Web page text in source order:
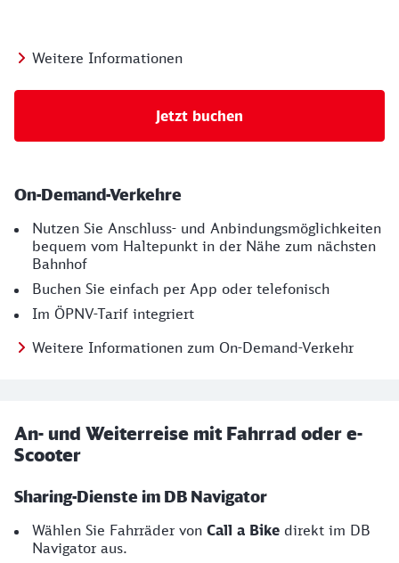
Weitere Informationen
Jetzt buchen
On-Demand-Verkehre
Nutzen Sie Anschluss- und Anbindungsmöglichkeiten
bequem vom Haltepunkt in der Nähe zum nächsten
Bahnhof
Buchen Sie einfach per App oder telefonisch
Im ÖPNV-Tarif integriert
Weitere Informationen zum On-Demand-Verkehr
An- und Weiterreise mit Fahrrad oder e-
Scooter
Sharing-Dienste im DB Navigator
Wählen Sie Fahrräder von Call a Bike direkt im DB
Navigator aus.